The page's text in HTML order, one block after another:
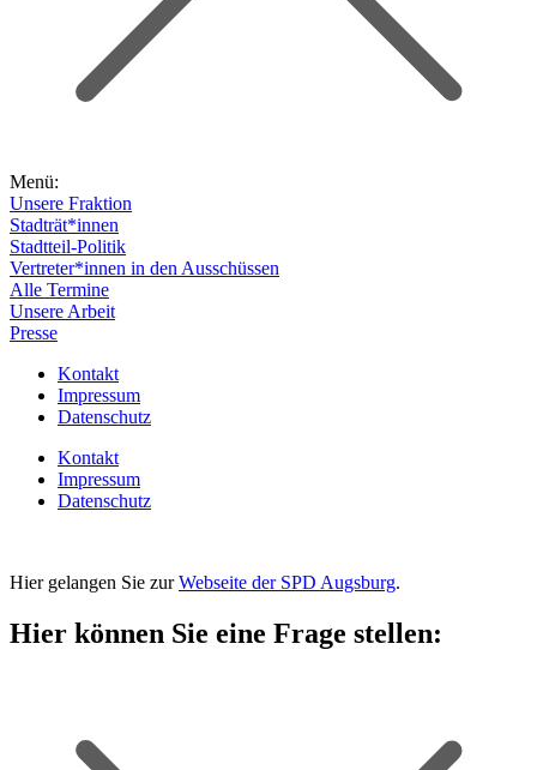
Menü:
Unsere Fraktion
Stadträt*innen
Stadtteil-Politik
Vertreter*innen in den Ausschüssen
Alle Termine
Unsere Arbeit
Presse
Kontakt
Impressum
Datenschutz
Kontakt
Impressum
Datenschutz
Hier gelangen Sie zurWebseite der SPD Augsburg.
Hier können Sie eine Frage stellen: